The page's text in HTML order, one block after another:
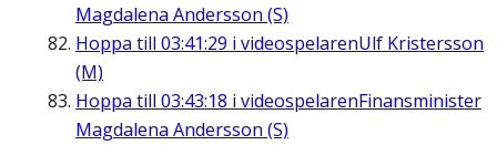
Magdalena Andersson (S)
Hoppa till 03:41:29 i videospelarenUlf Kristersson
(M)
Hoppa till 03:43:18 i videospelarenFinansminister
Magdalena Andersson (S)